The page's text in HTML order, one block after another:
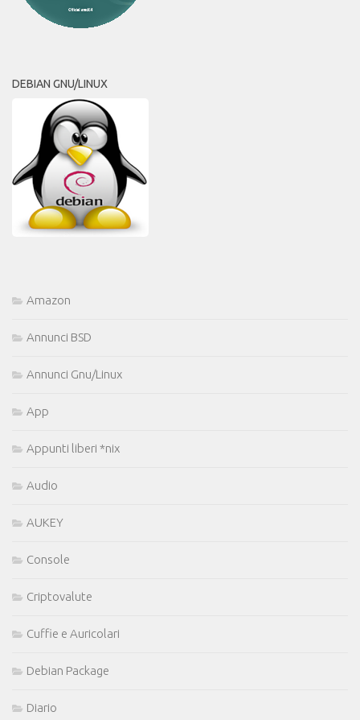
DEBIAN GNU/LINUX
Amazon
Annunci BSD
Annunci Gnu/Linux
App
Appunti liberi *nix
Audio
AUKEY
Console
Criptovalute
Cuffie e Auricolari
Debian Package
Diario